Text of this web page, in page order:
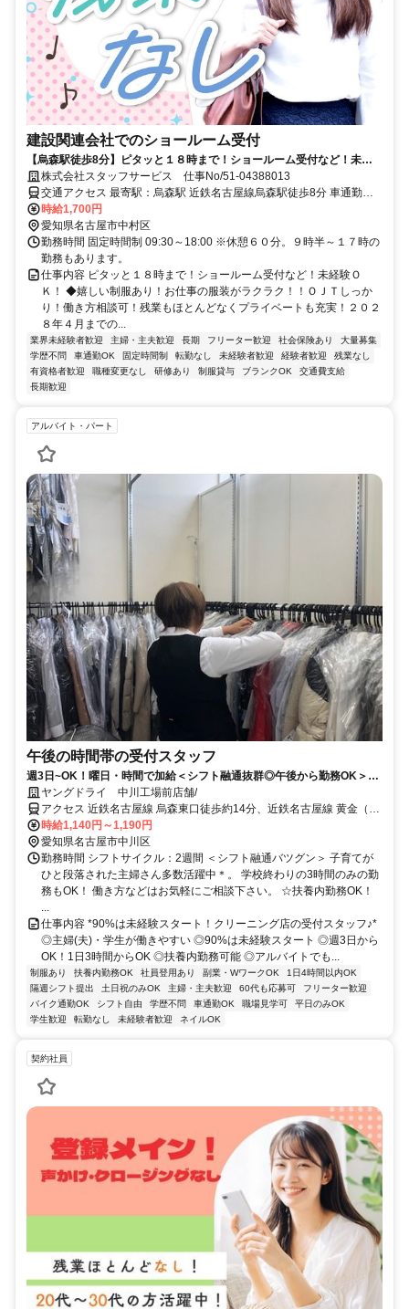
建設関連会社でのショールーム受付
【烏森駅徒歩8分】ピタッと１８時まで！ショールーム受付など！未経
験ＯＫ！
株式会社スタッフサービス 仕事No/51-04388013
交通アクセス 最寄駅：烏森駅 近鉄名古屋線烏森駅徒歩8分 車通勤可
能
時給1,700円
愛知県名古屋市中村区
勤務時間 固定時間制 09:30～18:00 ※休憩６０分。９時半～１７時の
勤務もあります。
仕事内容 ピタッと１８時まで！ショールーム受付など！未経験Ｏ
Ｋ！ ◆嬉しい制服あり！お仕事の服装がラクラク！！ＯＪＴしっか
り！働き方相談可！残業もほとんどなくプライベートも充実！２０２
８年４月までの...
業界未経験者歓迎 主婦・主夫歓迎 長期 フリーター歓迎 社会保険あり
大量募集
学歴不問
車通勤OK 固定時間制 転勤なし 未経験者歓迎 経験者歓迎
残業なし
有資格者歓迎
職種変更なし 研修あり 制服貸与 ブランクOK
交通費支給
長期歓迎
アルバイト・パート
午後の時間帯の受付スタッフ
週3日~OK！曜日・時間で加給＜シフト融通抜群◎午後から勤務OK＞未
経験歓迎☆【履歴書不要】
ヤングドライ 中川工場前店舗/
アクセス 近鉄名古屋線 烏森東口徒歩約14分、近鉄名古屋線 黄金（愛
知県）徒歩約16分、あおなみ線 小本徒歩約17分
時給1,140円～1,190円
愛知県名古屋市中川区
勤務時間 シフトサイクル：2週間 ＜シフト融通バツグン＞ 子育てが
ひと段落された主婦さん多数活躍中＊。 学校終わりの3時間のみの勤
務もOK！ 働き方などはお気軽にご相談下さい。 ☆扶養内勤務OK！
仕事内容 *90%は未経験スタート！クリーニング店の受付スタッフ♪*
◎主婦(夫)・学生が働きやすい ◎90%は未経験スタート ◎週3日から
OK！1日3時間からOK ◎扶養内勤務可能 ◎アルバイトでも...
制服あり 扶養内勤務OK 社員登用あり 副業・WワークOK
1日4時間以内OK
隔週シフト提出
土日祝のみOK 主婦・主夫歓迎 60代も応募可
フリーター歓迎
バイク通勤OK
シフト自由 学歴不問 車通勤OK 職場見学可
平日のみOK
学生歓迎
転勤なし 未経験者歓迎 ネイルOK
契約社員